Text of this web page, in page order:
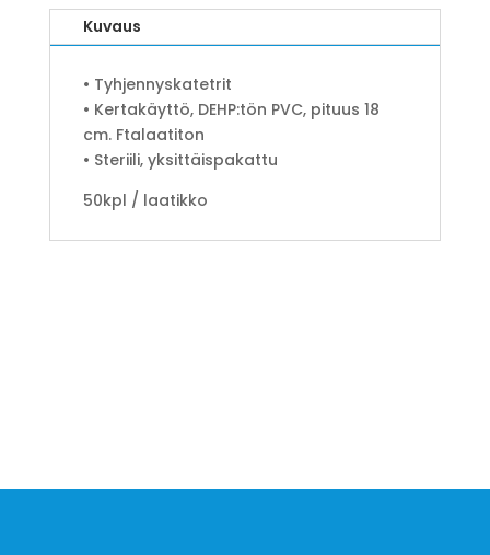
Kuvaus
• Tyhjennyskatetrit
• Kertakäyttö, DEHP:tön PVC, pituus 18
cm. Ftalaatiton
• Steriili, yksittäispakattu
50kpl / laatikko